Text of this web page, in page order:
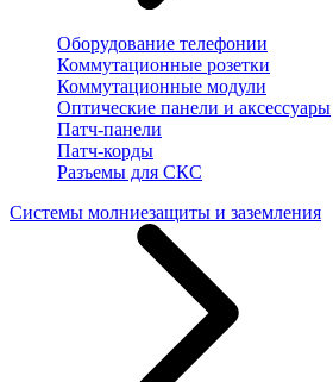
Оборудование телефонии
Коммутационные розетки
Коммутационные модули
Оптические панели и аксессуары
Патч-панели
Патч-корды
Разъемы для СКС
Системы молниезащиты и заземления